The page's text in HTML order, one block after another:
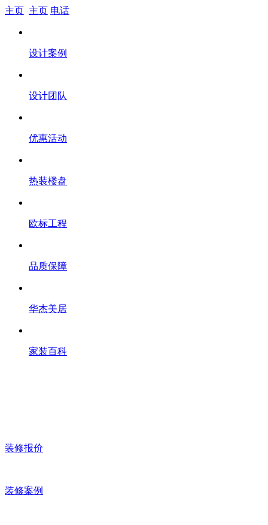
主页 主页 电话
设计案例
设计团队
优惠活动
热装楼盘
欧标工程
品质保障
华杰美居
家装百科
装修报价
装修案例